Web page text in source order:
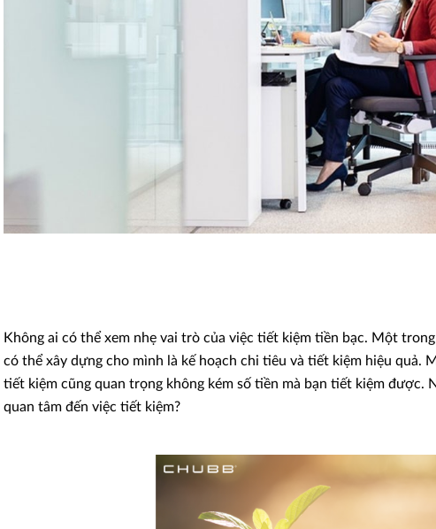
Không ai có thể xem nhẹ vai trò của việc tiết kiệm tiền bạc. Một
có thể xây dựng cho mình là kế hoạch chi tiêu và tiết kiệm hiệu quả.
tiết kiệm cũng quan trọng không kém số tiền mà bạn tiết kiệm được.
quan tâm đến việc tiết kiệm?